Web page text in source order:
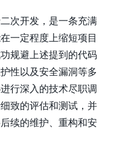
次开发，是一条充满
一定程度上缩短项目
规避上述提到的代码
性以及安全漏洞等多
行深入的技术尽职调
致的评估和测试，并
续的维护、重构和安